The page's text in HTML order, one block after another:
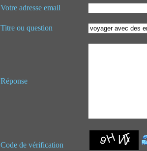
Votre adresse email
Titre ou question
Réponse
Code de vérification